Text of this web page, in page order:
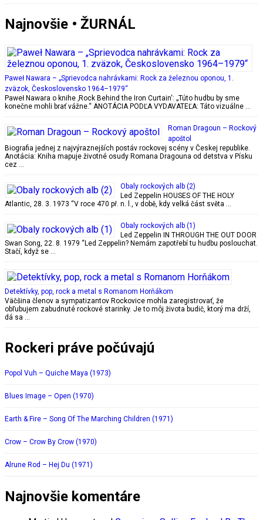
Najnovšie • ŽURNÁL
Paweł Nawara – „Sprievodca nahrávkami: Rock za železnou oponou, 1.
zväzok, Československo 1964–1979“
Paweł Nawara o knihe ‚Rock Behind the Iron Curtain‘: „Túto hudbu by sme
konečne mohli brať vážne.“ ANOTÁCIA PODĽA VYDAVATEĽA: Táto vizuálne …
Roman Dragoun – Rockový
apoštol
Biografia jednej z najvýraznejších postáv rockovej scény v Českej republike.
Anotácia: Kniha mapuje životné osudy Romana Dragouna od detstva v Písku
cez …
Obaly rockových alb (2)
Led Zeppelin HOUSES OF THE HOLY
Atlantic, 28. 3. 1973 “V roce 470 př. n. l., v době, kdy velká část světa …
Obaly rockových alb (1)
Led Zeppelin IN THROUGH THE OUT DOOR
Swan Song, 22. 8. 1979 “Led Zeppelin? Nemám zapotřebí tu hudbu poslouchat.
Stačí, když se …
Detektívky, pop, rock a metal s Romanom Horňákom
Väčšina členov a sympatizantov Rockovice mohla zaregistrovať, že
obľubujem zabudnuté rockové starinky. Je to môj života budič, ktorý ma drží,
dá sa …
Rockeri práve počúvajú
Popol Vuh – Quiche Maya (1973)
Blues Image – Open (1970)
Earth & Fire – Song Of The Marching Children (1971)
Crow – Crow By Crow (1970)
Alrune Rod – Hej Du (1971)
Najnovšie komentáre